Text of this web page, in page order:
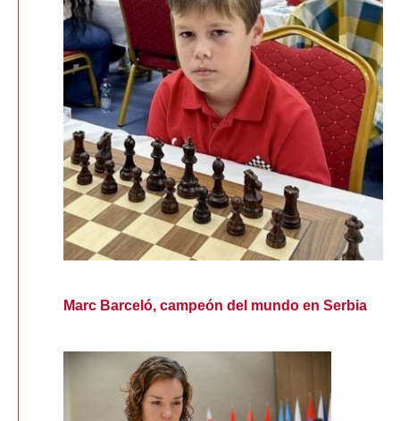
Marc Barceló, campeón del mundo en Serbia